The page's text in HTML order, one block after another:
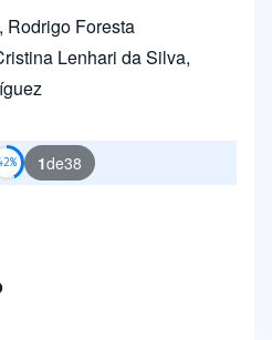
, Rodrigo Foresta
Lenhari da Silva,
and Stop Slideshow
1de38